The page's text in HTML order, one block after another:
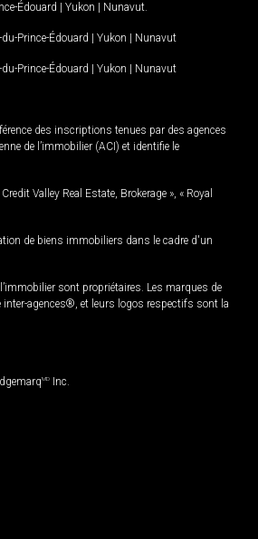
Édouard | Yukon | Nunavut
du-Prince-Édouard | Yukon | Nunavut
du-Prince-Édouard | Yukon | Nunavut
des inscriptions tenues par des agences
de l’immobilier (ACI) et identifie le
Credit Valley Real Estate, Brokerage », « Royal
de biens immobiliers dans le cadre d'un
sont propriétaires. Les marques de
agences®, et leurs logos respectifs sont la
MD Inc.